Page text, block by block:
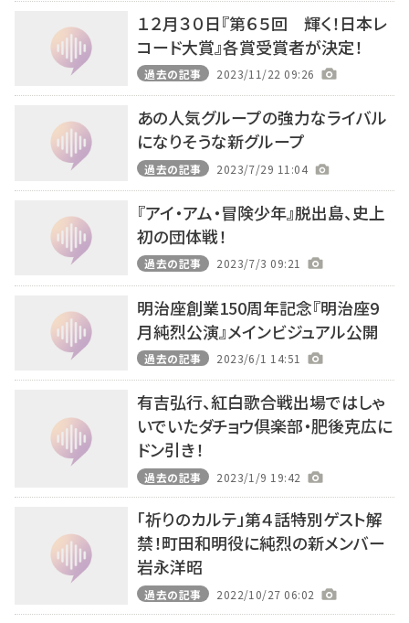
１２月３０日『第６５回 輝く！日本レ
コード大賞』各賞受賞者が決定！
過去の記事 2023/11/22 09:26
あの人気グループの強力なライバル
になりそうな新グループ
過去の記事 2023/7/29 11:04
『アイ・アム・冒険少年』脱出島、史上
初の団体戦！
過去の記事 2023/7/3 09:21
明治座創業150周年記念『明治座9
月純烈公演』メインビジュアル公開
過去の記事 2023/6/1 14:51
有吉弘行、紅白歌合戦出場ではしゃ
いでいたダチョウ倶楽部・肥後克広に
ドン引き！
過去の記事 2023/1/9 19:42
「祈りのカルテ」第４話特別ゲスト解
禁！町田和明役に純烈の新メンバー
岩永洋昭
過去の記事 2022/10/27 06:02